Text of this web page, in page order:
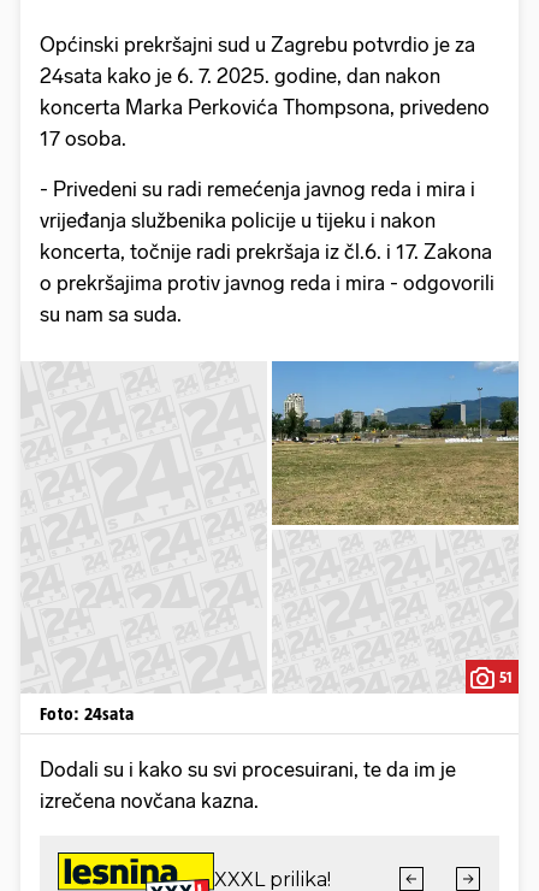
Općinski prekršajni sud u Zagrebu potvrdio je za
24sata kako je 6. 7. 2025. godine, dan nakon
koncerta Marka Perkovića Thompsona, privedeno
17 osoba.
- Privedeni su radi remećenja javnog reda i mira i
vrijeđanja službenika policije u tijeku i nakon
koncerta, točnije radi prekršaja iz čl.6. i 17. Zakona
o prekršajima protiv javnog reda i mira - odgovorili
su nam sa suda.
51
Foto: 24sata
Dodali su i kako su svi procesuirani, te da im je
izrečena novčana kazna.